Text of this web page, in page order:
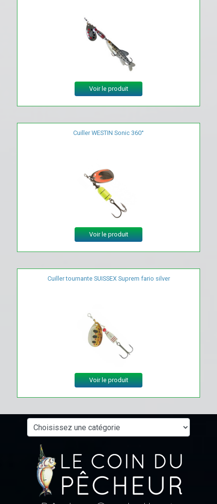
Voir le produit
Cuiller WESTIN Sonic 360°
Voir le produit
Cuiller tournante SUISSEX Suprem fario silver
Voir le produit